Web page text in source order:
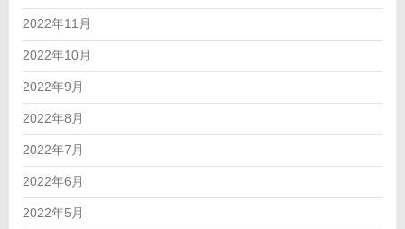
2022年11月
2022年10月
2022年9月
2022年8月
2022年7月
2022年6月
2022年5月